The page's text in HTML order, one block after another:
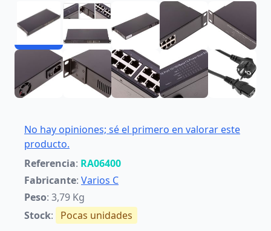
No hay opiniones; sé el primero en valorar este
producto.
Referencia: RA06400
Fabricante: Varios C
Peso: 3,79 Kg
Stock: Pocas unidades